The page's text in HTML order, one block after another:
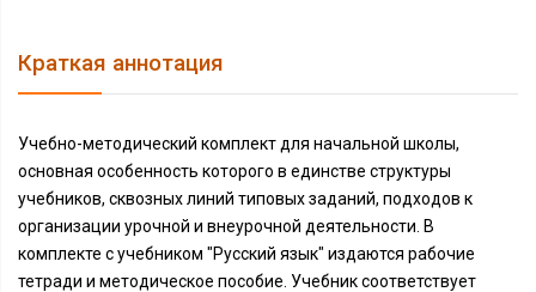
Краткая аннотация
Учебно-методический комплект для начальной школы,
основная особенность которого в единстве структуры
учебников, сквозных линий типовых заданий, подходов к
организации урочной и внеурочной деятельности. В
комплекте с учебником "Русский язык" издаются рабочие
тетради и методическое пособие. Учебник соответствует